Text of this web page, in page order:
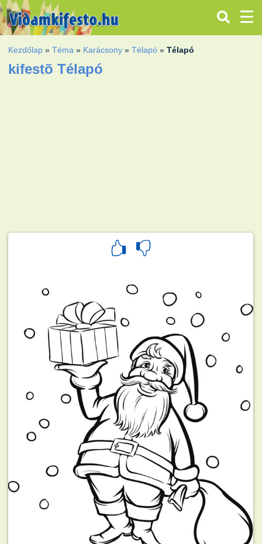
Kezdőlap »Téma » Karácsony »Télapó »Télapó
kifestõ Télapó